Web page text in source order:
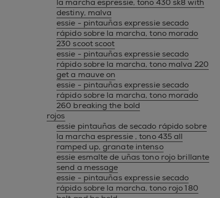
la marcha espressie, tono 430 sk8 with
destiny, malva
essie - pintauñas expressie secado
rápido sobre la marcha, tono morado
230 scoot scoot
essie - pintauñas expressie secado
rápido sobre la marcha, tono malva 220
get a mauve on
essie - pintauñas expressie secado
rápido sobre la marcha, tono morado
260 breaking the bold
rojos
essie pintauñas de secado rápido sobre
la marcha espressie , tono 435 all
ramped up, granate intenso
essie esmalte de uñas tono rojo brillante
send a message
essie - pintauñas expressie secado
rápido sobre la marcha, tono rojo 180